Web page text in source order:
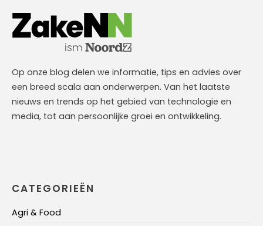
Op onze blog delen we informatie, tips en advies over
een breed scala aan onderwerpen. Van het laatste
nieuws en trends op het gebied van technologie en
media, tot aan persoonlijke groei en ontwikkeling.
CATEGORIEËN
Agri & Food